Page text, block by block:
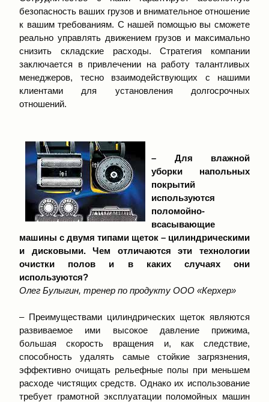
безопасность ваших грузов и внимательное отношение
к вашим требованиям. С нашей помощью вы сможете
реально управлять движением грузов и максимально
снизить складские расходы. Стратегия компании
заключается в привлечении на работу талантливых
менеджеров, тесно взаимодействующих с нашими
клиентами для установления долгосрочных
отношений.
– Для влажной
уборки напольных
покрытий
используются
поломойно-
всасывающие
машины с двумя типами щеток – цилиндрическими
и дисковыми. Чем отличаются эти технологии
очистки полов и в каких случаях они
используются?
Олег Булыгин, тренер по продукту ООО «Керхер»
– Преимуществами цилиндрических щеток являются
развиваемое ими высокое давление прижима,
большая скорость вращения и, как следствие,
способность удалять самые стойкие загрязнения,
эффективно очищать рельефные полы при меньшем
расходе чистящих средств. Однако их использование
требует грамотной эксплуатации поломойных машин